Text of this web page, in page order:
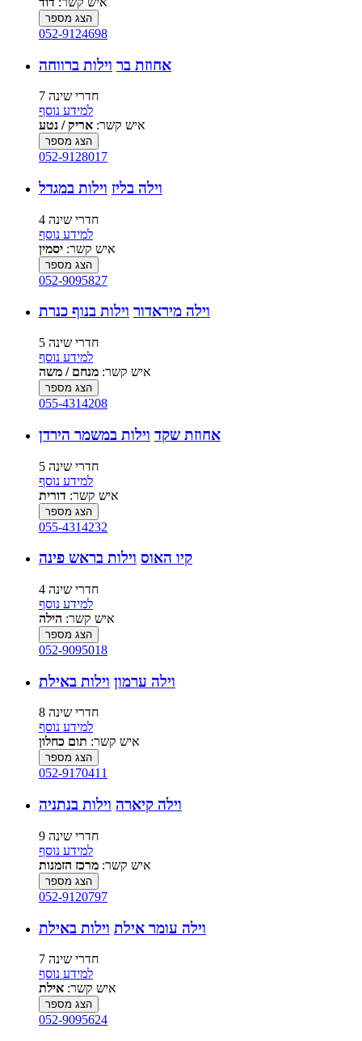
הצג מספר
052-9124698
אחוזת בר וילות ברווחה
7 חדרי שינה
למידע נוסף
איש קשר: אריק / נטע
הצג מספר
052-9128017
וילה בליז וילות במגדל
4 חדרי שינה
למידע נוסף
איש קשר: יסמין
הצג מספר
052-9095827
וילה מיראדור וילות בנוף כנרת
5 חדרי שינה
למידע נוסף
איש קשר: מנחם / משה
הצג מספר
055-4314208
אחוזת שקד וילות במשמר הירדן
5 חדרי שינה
למידע נוסף
איש קשר: דורית
הצג מספר
055-4314232
קיו האוס וילות בראש פינה
4 חדרי שינה
למידע נוסף
איש קשר: הילה
הצג מספר
052-9095018
וילה ערמון וילות באילת
8 חדרי שינה
למידע נוסף
איש קשר: תום כחלון
הצג מספר
052-9170411
וילה קיארה וילות בנתניה
9 חדרי שינה
למידע נוסף
איש קשר: מרכז הזמנות
הצג מספר
052-9120797
וילה עומר אילת וילות באילת
7 חדרי שינה
למידע נוסף
איש קשר: אילת
הצג מספר
052-9095624